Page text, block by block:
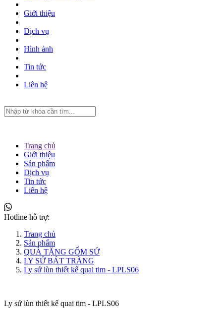
Giới thiệu
Dịch vụ
Hình ảnh
Tin tức
Liên hệ
Trang chủ
Giới thiệu
Sản phẩm
Dịch vụ
Tin tức
Liên hệ
Hotline hỗ trợ:
Trang chủ
Sản phẩm
QUÀ TẶNG GỐM SỨ
LY SỨ BÁT TRÀNG
Ly sứ lùn thiết kế quai tim - LPLS06
Ly sứ lùn thiết kế quai tim - LPLS06